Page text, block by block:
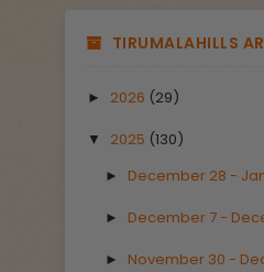
TIRUMALAHILLS
► 2026 (29)
▼ 2025 (130)
► December 28 -
► December 7 -
► November 30 -